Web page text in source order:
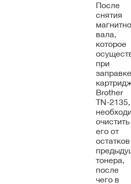
После
снятия
вала,
которое
при
заправке
Brother
TN-2135,
очистить
его от
остатков
тонера,
после
чего в